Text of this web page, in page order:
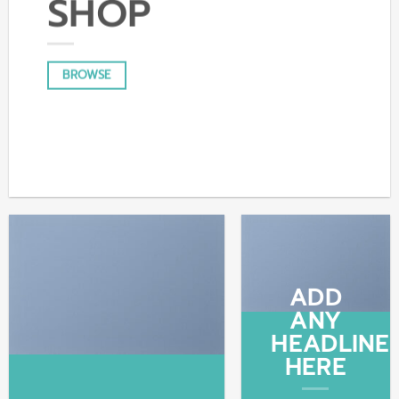
SHOP
BROWSE
ADD
ANY
HEADLINE
HERE